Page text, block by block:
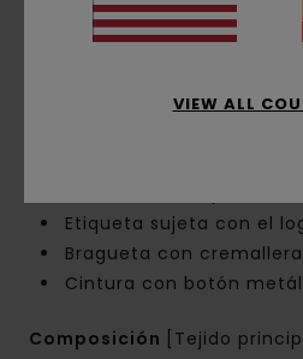
Bolsillo laterales con un
monedas
Tira para herramientas
Etiqueta sujeta con el
Bragueta con cremallera
Cintura con botón
Composición
[Tejido
VIEW ALL